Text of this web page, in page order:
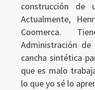
construcción de
Actualmente,
Coomerca.
Administración de
cancha sintética
que es malo
lo que yo sé lo